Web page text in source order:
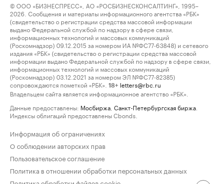
© ООО «БИЗНЕСПРЕСС», АО «РОСБИЗНЕСКОНСАЛТИНГ», 1995–
2026. Сообщения и материалы информационного агентства «РБК»
(свидетельство о регистрации средства массовой информации
выдано Федеральной службой по надзору в сфере связи,
информационных технологий и массовых коммуникаций
(Роскомнадзор) 09.12.2015 за номером ИА №ФС77-63848) и сетевого
издания «РБК» (свидетельство о регистрации средства массовой
информации выдано Федеральной службой по надзору в сфере связи,
информационных технологий и массовых коммуникаций
(Роскомнадзор) 03.12.2021 за номером ЭЛ №ФС77-82385)
сопровождаются пометкой «РБК».
18+ letters@rbc.ru
Владельцем сайта является информационное агентство «РБК».
Данные предоставлены: Мосбиржа Санкт-Петербургская биржа
Индексы облигаций предоставлены Cbonds.
Информация об ограничениях
О соблюдении авторских прав
Пользовательское соглашение
Политика в отношении обработки персональных данных